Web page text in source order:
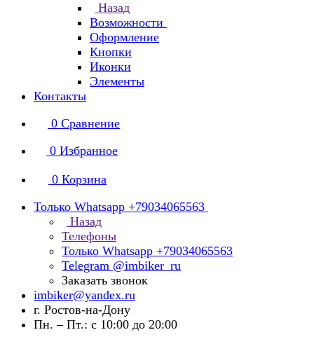
Назад
Возможности
Оформление
Кнопки
Иконки
Элементы
Контакты
0 Сравнение
0 Избранное
0 Корзина
Только Whatsapp +79034065563
Назад
Телефоны
Только Whatsapp +79034065563
Telegram @imbiker_ru
Заказать звонок
imbiker@yandex.ru
г. Ростов-на-Дону
Пн. – Пт.: с 10:00 до 20:00